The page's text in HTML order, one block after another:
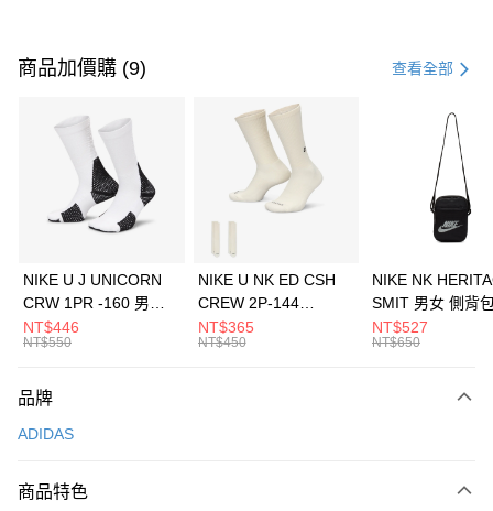
信用卡一次付款
3 期 0 利率 每期 21家銀行
合作金庫商業銀行
第一商業銀行
華南商業銀行
彰化商業銀行
上海商業儲蓄銀行
元大商業銀行
台灣樂天信用卡公司
Apple Pay
全盈+PAY
AFTEE先享後付
【關於「AFTEE先享後付」】
便利好安心！
３．安心：先確認商品／服務後，再付款。
運送方式
每筆NT$100，滿NT$1,500(含以上)免運費
商品加價購 (9) 查看全部
NIKE U J UNICORN
CRW 1PR -160 男女
中統襪 FZ3393100
NT$446
NT$550
NIKE U NK ED CSH
CREW 2P-144
EMBRDY 男女 短統襪
FZ3073133
NT$365
NT$450
NIKE NK
SMIT 男女 側背
BA5871010
NT$527
NT$650
品牌
ADIDAS
商品特色